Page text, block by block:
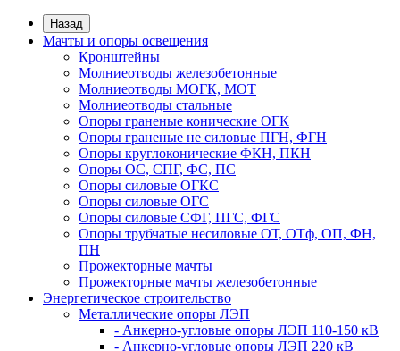
Назад
Мачты и опоры освещения
Кронштейны
Молниеотводы железобетонные
Молниеотводы МОГК, МОТ
Молниеотводы стальные
Опоры граненые конические ОГК
Опоры граненые не силовые ПГН, ФГН
Опоры круглоконические ФКН, ПКН
Опоры ОС, СПГ, ФС, ПС
Опоры силовые ОГКС
Опоры силовые ОГС
Опоры силовые СФГ, ПГС, ФГС
Опоры трубчатые несиловые ОТ, ОТф, ОП, ФН,
ПН
Прожекторные мачты
Прожекторные мачты железобетонные
Энергетическое строительство
Металлические опоры ЛЭП
- Анкерно-угловые опоры ЛЭП 110-150 кВ
- Анкерно-угловые опоры ЛЭП 220 кВ